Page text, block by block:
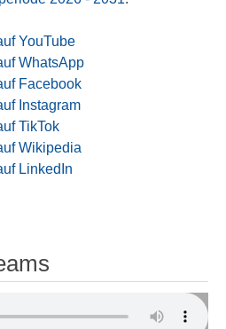
YouTube
WhatsApp
Facebook
Instagram
TikTok
Wikipedia
LinkedIn